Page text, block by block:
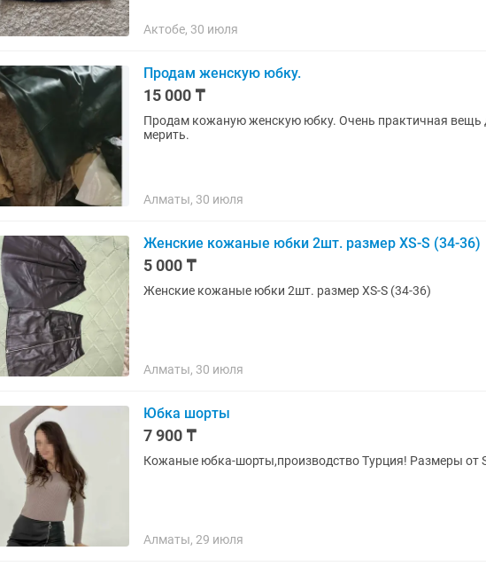
Актобе, 30 июля
Продам женскую юбку.
15 000 ₸
Продам кожаную женскую юбку. Очень практичная вещь
мерить.
Алматы, 30 июля
Женские кожаные юбки 2шт. размер XS-S (34-36)
5 000 ₸
Женские кожаные юбки 2шт. размер XS-S (34-36)
Алматы, 30 июля
Юбка шорты
7 900 ₸
Кожаные юбка-шорты,производство Турция! Размеры от
Алматы, 29 июля